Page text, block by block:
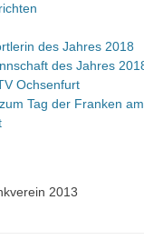
des Jahres 2018
des Jahres
Ochsenfurt
Tag der Franken